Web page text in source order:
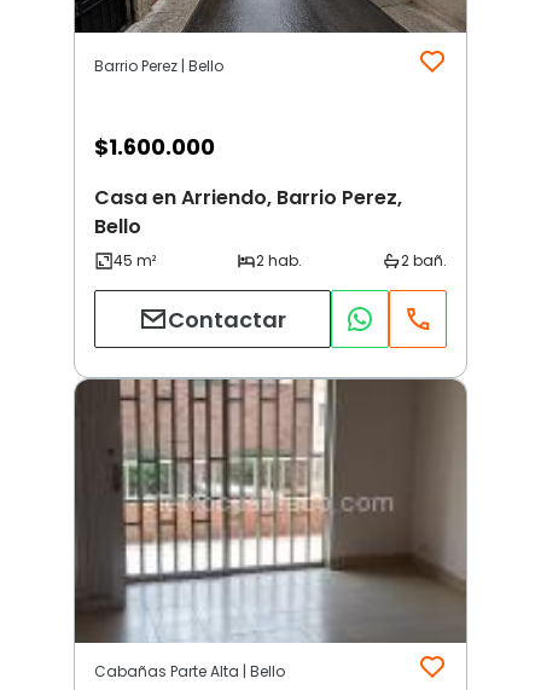
Barrio Perez | Bello
$1.600.000
Casa en Arriendo, Barrio Perez,
Bello
Contactar
Cabañas Parte Alta | Bello